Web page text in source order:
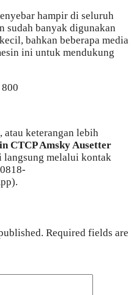
hampir di seluruh
sudah banyak digunakan
bahkan beberapa media
ini untuk mendukung
atau keterangan lebih
CTCP Amsky Ausetter
langsung melalui kontak
Required fields are